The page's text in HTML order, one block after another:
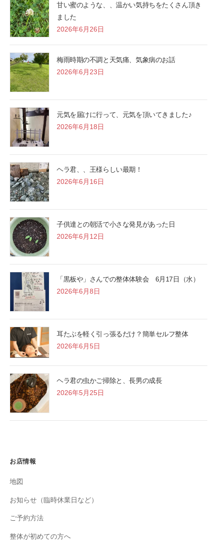
甘い蜜のような、、温かい気持ちをたくさん頂き
ました
2026年6月26日
梅雨時期の不調と天気痛、気象病のお話
2026年6月23日
元気を届けに行って、元気を頂いてきました♪
2026年6月18日
ヘラ君、、王様らしい最期！
2026年6月16日
子供達との朝活で小さな発見があった日
2026年6月12日
「黒板や」さんでの整体体験会 6月17日（水）
2026年6月8日
耳たぶを軽く引っ張るだけ？簡単セルフ整体
2026年6月5日
ヘラ君の虫かご掃除と、長男の成長
2026年5月25日
お店情報
地図
お知らせ（臨時休業日など）
ご予約方法
整体が初めての方へ